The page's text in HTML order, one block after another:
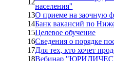
12
населения"
13О приеме на заочную
14Банк вакансий по
15Целевое обучение
16Сведения о порядке
17Для тех, кто хочет
18Вебинар